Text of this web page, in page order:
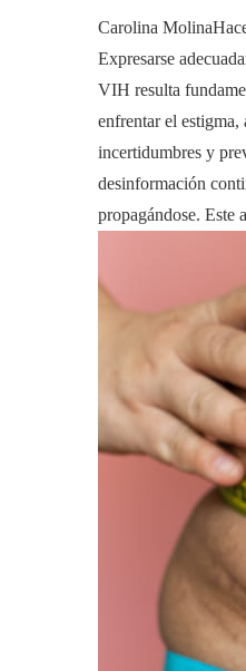
Carolina Molina
Expresarse
VIH resulta
enfrentar el estigma,
incertidumbres y
desinformación
propagándose. Este